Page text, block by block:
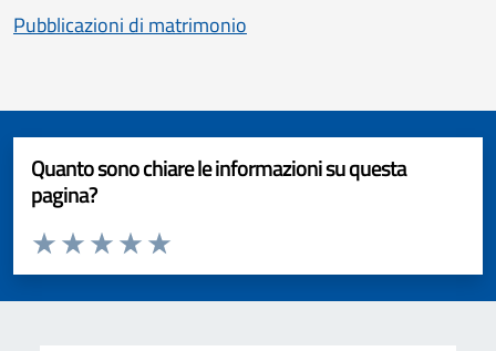
Pubblicazioni di matrimonio
Quanto sono chiare le informazioni su questa
pagina?
Valuta da 1 a 5 stelle la pagina